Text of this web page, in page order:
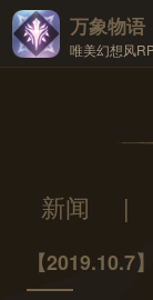
万象物语
唯美幻想风
新闻 |
【2019.10.7